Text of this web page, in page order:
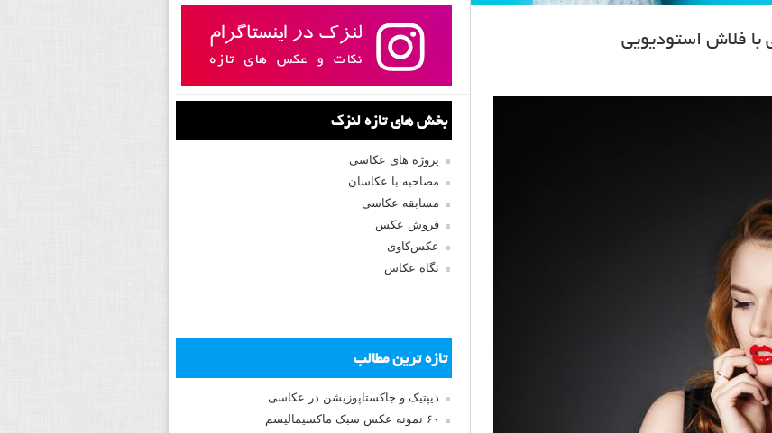
با فلاش استودیویی
بخش های تازه لنزک
پروژه های عکاسی
مصاحبه با عکاسان
مسابقه عکاسی
فروش عکس
عکس‌کاوی
نگاه عکاس
تازه ترین مطالب
دیپتیک و جاکستا‌پوزیشن در عکاسی
۶۰ نمونه عکس سبک ماکسیمالیسم